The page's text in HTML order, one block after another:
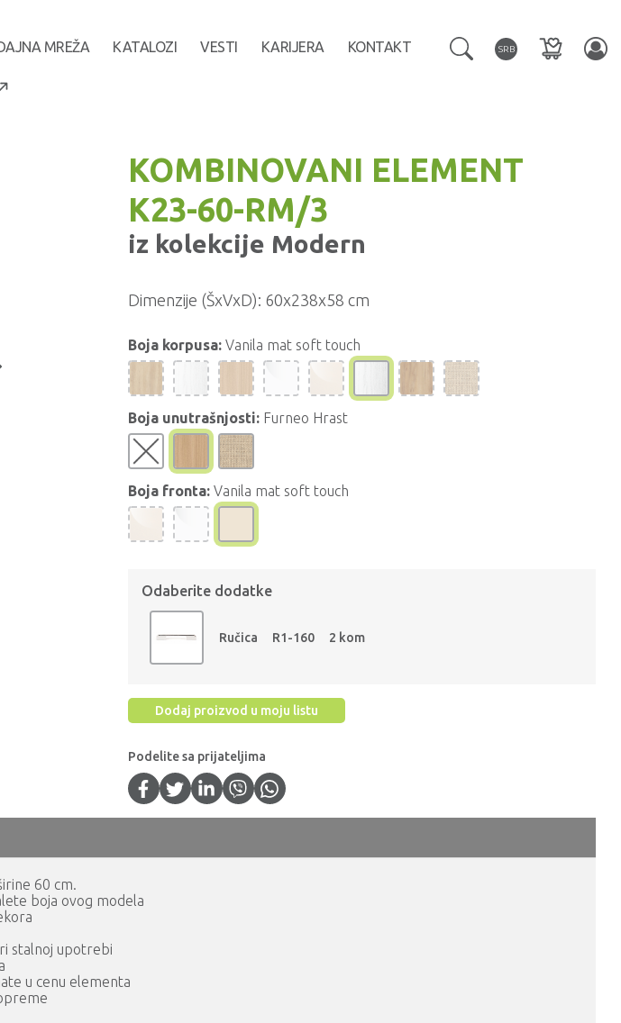
MREŽA KATALOZI VESTI KARIJERA KONTAKT SRB
KOMBINOVANI ELEMENT
K23-60-RM/3
iz kolekcije Modern
Dimenzije (ŠxVxD): 60x238x58 cm
Boja korpusa: Vanila mat soft touch
Boja unutrašnjosti: Furneo Hrast
Boja fronta: Vanila mat soft touch
Odaberite dodatke
Ručica R1-160 2 kom
Dodaj proizvod u moju listu
Podelite sa prijateljima
60 cm.
boja ovog modela
stalnoj upotrebi
u cenu elementa